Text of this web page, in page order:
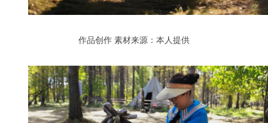
作品创作 素材来源：本人提供